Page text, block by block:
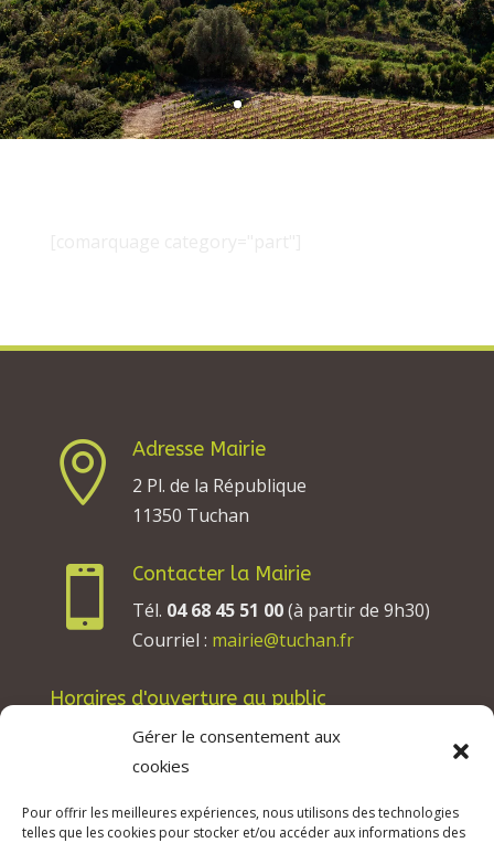
Gérer le consentement aux
cookies
Pour offrir les meilleures expériences, nous utilisons des technologies
telles que les cookies pour stocker et/ou accéder aux informations des

Adresse Mairie
2 Pl. de la République
11350 Tuchan

Contacter la Mairie
Tél. 04 68 45 51 00(à partir de 9h30)
Courriel : mairie@tuchan.fr
Horaires d'ouverture au public
Les lundis, mardis et jeudis : de 8h à 12h et de
13h30 à 17h30.
Les vendredis : de 8h à 12h.